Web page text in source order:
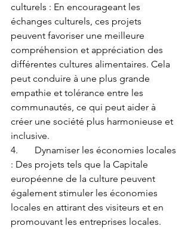
culturels : En encourageant les
échanges culturels, ces projets
peuvent favoriser une meilleure
compréhension et appréciation des
différentes cultures alimentaires. Cela
peut conduire à une plus grande
empathie et tolérance entre les
communautés, ce qui peut aider à
créer une société plus harmonieuse et
inclusive.
4.	Dynamiser les économies locales
: Des projets tels que la Capitale
européenne de la culture peuvent
également stimuler les économies
locales en attirant des visiteurs et en
promouvant les entreprises locales.